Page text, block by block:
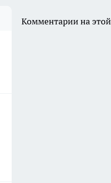
Комментарии на